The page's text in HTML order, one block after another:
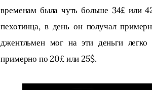
временам была чуть больше 34£ или
пехотинца, в день он получал
джентльмен мог на эти деньги
примерно по 20£ или 25$.